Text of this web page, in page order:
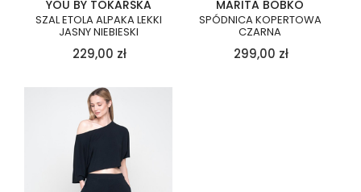
YOU BY TOKARSKA
SZAL ETOLA ALPAKA LEKKI
JASNY NIEBIESKI
229,00 zł
MARITA BOBKO
SPÓDNICA KOPERTOWA
CZARNA
299,00 zł